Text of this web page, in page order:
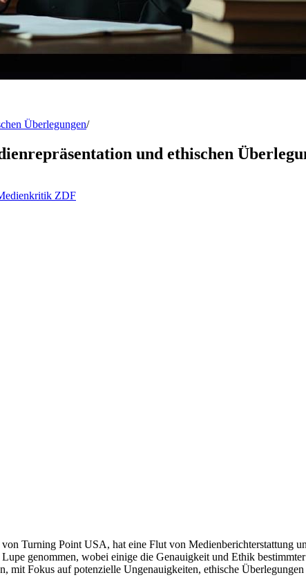
Überlegungen/
und ethischen
ZDF
Turning Point USA, hat eine Flut von Medienberichterstattung
genommen, wobei einige die Genauigkeit und Ethik
Fokus auf potenzielle Ungenauigkeiten, ethische